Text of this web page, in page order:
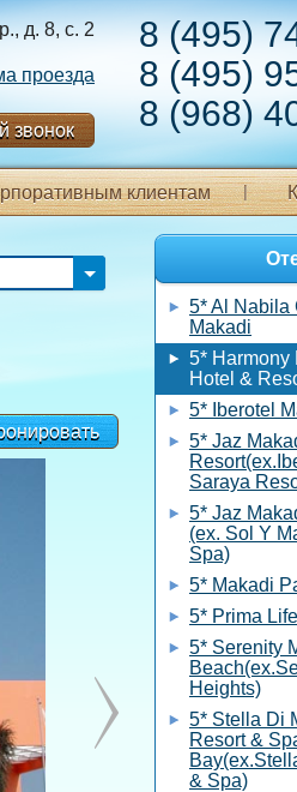
8 (495)
8 (495)
8 (968)
д. 8, с. 2
проезда
звонок
клиентам
5* Al Nabila
Makadi
5* Harmony
Hotel &
5* Iberotel
5* Jaz
Saraya
5* Jaz
(ex. Sol Y
Spa)
5* Makadi
5* Prima
5* Serenity
Heights)
5* Stella Di
Resort &
& Spa)